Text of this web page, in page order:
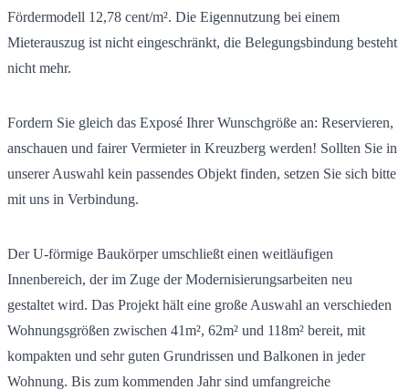
Fördermodell 12,78 cent/m². Die Eigennutzung bei einem
Mieterauszug ist nicht eingeschränkt, die Belegungsbindung besteht
nicht mehr.
Fordern Sie gleich das Exposé Ihrer Wunschgröße an: Reservieren,
anschauen und fairer Vermieter in Kreuzberg werden! Sollten Sie in
unserer Auswahl kein passendes Objekt finden, setzen Sie sich bitte
mit uns in Verbindung.
Der U-förmige Baukörper umschließt einen weitläufigen
Innenbereich, der im Zuge der Modernisierungsarbeiten neu
gestaltet wird. Das Projekt hält eine große Auswahl an verschieden
Wohnungsgrößen zwischen 41m², 62m² und 118m² bereit, mit
kompakten und sehr guten Grundrissen und Balkonen in jeder
Wohnung. Bis zum kommenden Jahr sind umfangreiche